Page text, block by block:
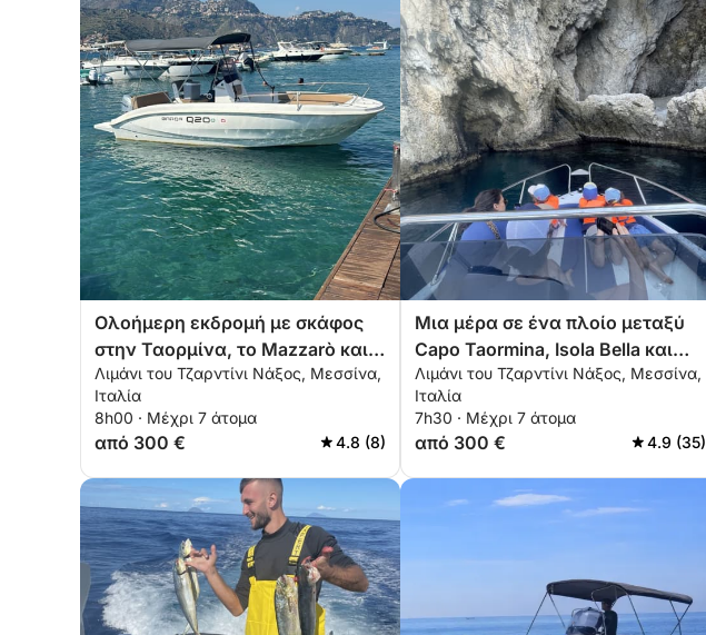
Ολοήμερη εκδρομή με σκάφος
στην Ταορμίνα, το Mazzarò και
το Sant'Alessio
Λιμάνι του Τζαρντίνι Νάξος, Μεσσίνα,
Ιταλία
8h00 · Μέχρι 7 άτομα
από 300 € 4.8 (8)
Μια μέρα σε ένα πλοίο μεταξύ
Capo Taormina, Isola Bella και
Sant'Alessio
Λιμάνι του Τζαρντίνι Νάξος, Μεσσίνα,
Ιταλία
7h30 · Μέχρι 7 άτομα
από 300 € 4.9 (35)